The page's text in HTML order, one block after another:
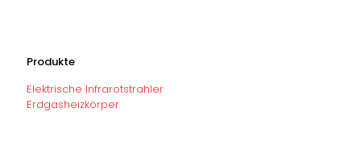
Produkte
Elektrische Infrarotstrahler
Erdgasheizkörper